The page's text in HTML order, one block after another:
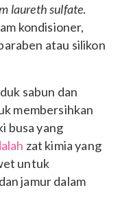
laureth sulfate.
kondisioner,
atau silikon
sabun dan
membersihkan
busa yang
zat kimia yang
untuk
jamur dalam